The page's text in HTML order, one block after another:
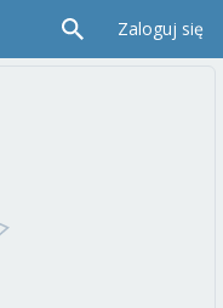
Zaloguj się